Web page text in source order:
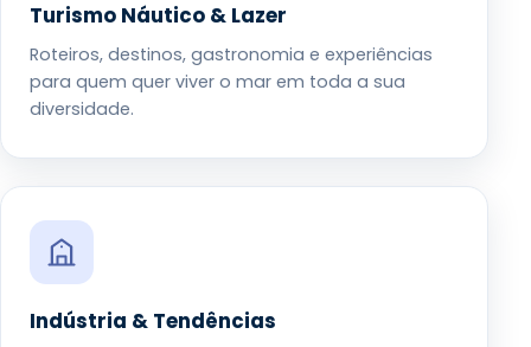
Turismo Náutico & Lazer
Roteiros, destinos, gastronomia e experiências
para quem quer viver o mar em toda a sua
diversidade.
Indústria & Tendências